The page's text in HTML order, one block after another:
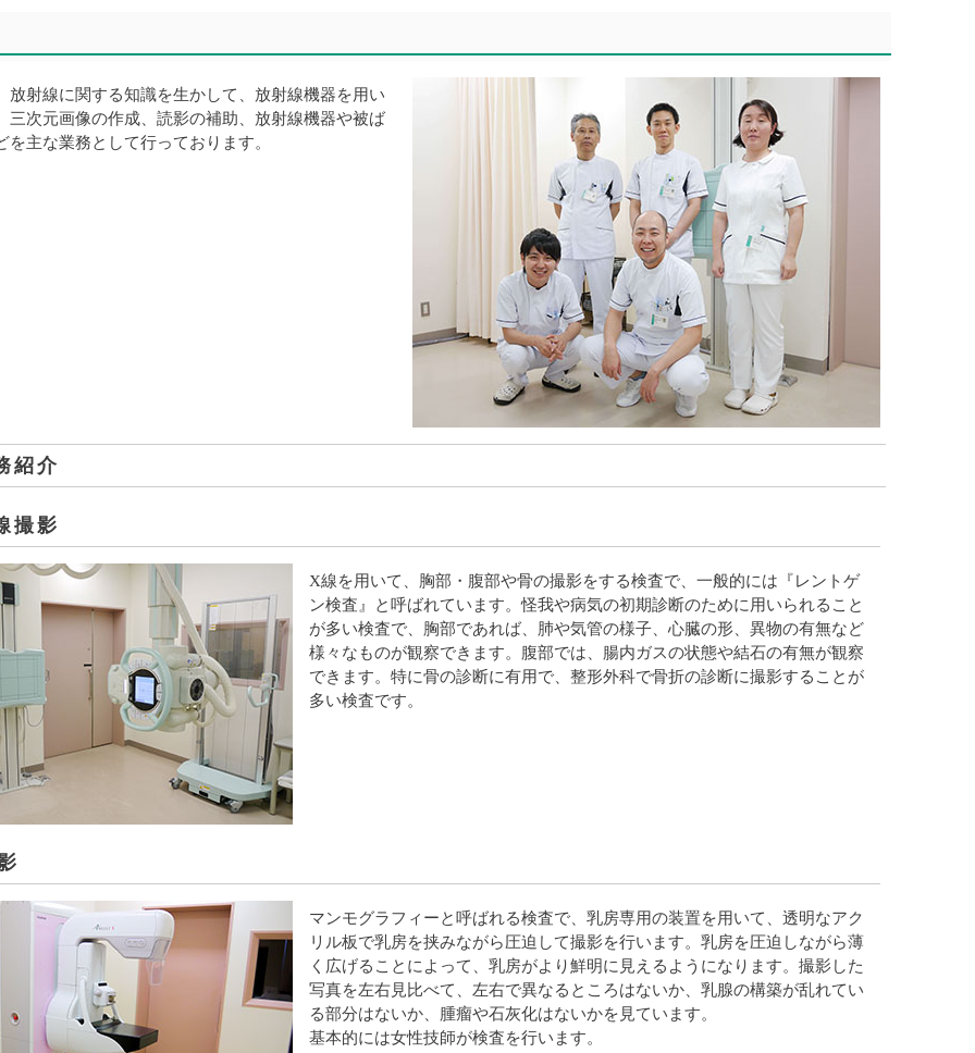
放射線に関する知識を生かして、放射線機器を用い
三次元画像の作成、読影の補助、放射線機器や被ば
を主な業務として行っております。
紹介
撮影
X線を用いて、胸部・腹部や骨の撮影をする検査で、一般的には『レントゲ
ン検査』と呼ばれています。怪我や病気の初期診断のために用いられること
が多い検査で、胸部であれば、肺や気管の様子、心臓の形、異物の有無など
様々なものが観察できます。腹部では、腸内ガスの状態や結石の有無が観察
できます。特に骨の診断に有用で、整形外科で骨折の診断に撮影することが
多い検査です。
マンモグラフィーと呼ばれる検査で、乳房専用の装置を用いて、透明なアク
リル板で乳房を挟みながら圧迫して撮影を行います。乳房を圧迫しながら薄
く広げることによって、乳房がより鮮明に見えるようになります。撮影した
写真を左右見比べて、左右で異なるところはないか、乳腺の構築が乱れてい
る部分はないか、腫瘤や石灰化はないかを見ています。
基本的には女性技師が検査を行います。